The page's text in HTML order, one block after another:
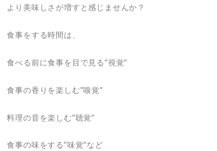
より美味しさが増すと感じませんか？
食事をする時間は、
食べる前に食事を目で見る”視覚”
食事の香りを楽しむ”嗅覚”
料理の音を楽しむ”聴覚”
食事の味をする”味覚”など